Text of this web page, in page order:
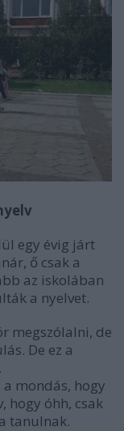
egy évig járt
ő csak a
az iskolában
a nyelvet.
megszólalni, de
De ez a
mondás, hogy
hogy óhh, csak
tanulnak.